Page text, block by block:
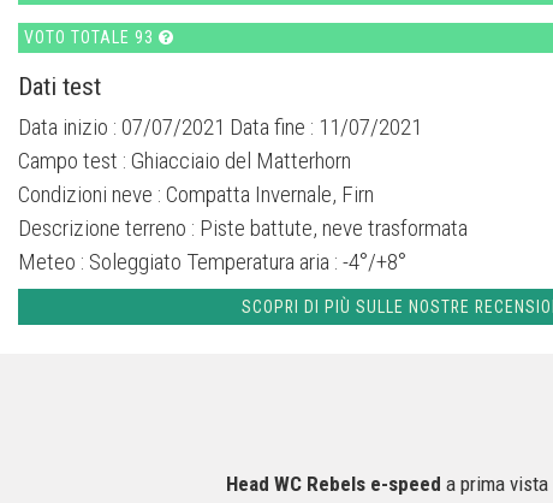
VOTO TOTALE 93
Dati test
Data inizio : 07/07/2021 Data fine : 11/07/2021
Campo test : Ghiacciaio del Matterhorn
Condizioni neve : Compatta Invernale, Firn
Descrizione terreno : Piste battute, neve trasformata
Meteo : Soleggiato Temperatura aria : -4°/+8°
SCOPRI DI PIÙ SULLE NOSTRE
Head WC Rebels e-speed a prima